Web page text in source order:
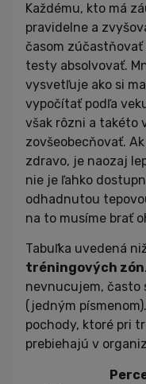
Každému, kto má
pravidelne a
časom
testy absolvovať.
vysvetľuje ako si
vypočítať podľa
však rôzni a takéto
zovšeobecňovať.
zdravo, je naozaj
nie je ľahko
odhadnutou
na to musíme brať
Tabuľka uvedená
tréningových zón
nevnucujem, často
(jedným
pochody, ktoré pri
prebiehajú v